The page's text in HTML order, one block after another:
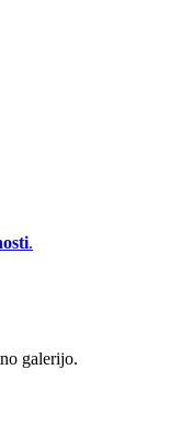
.
galerijo.